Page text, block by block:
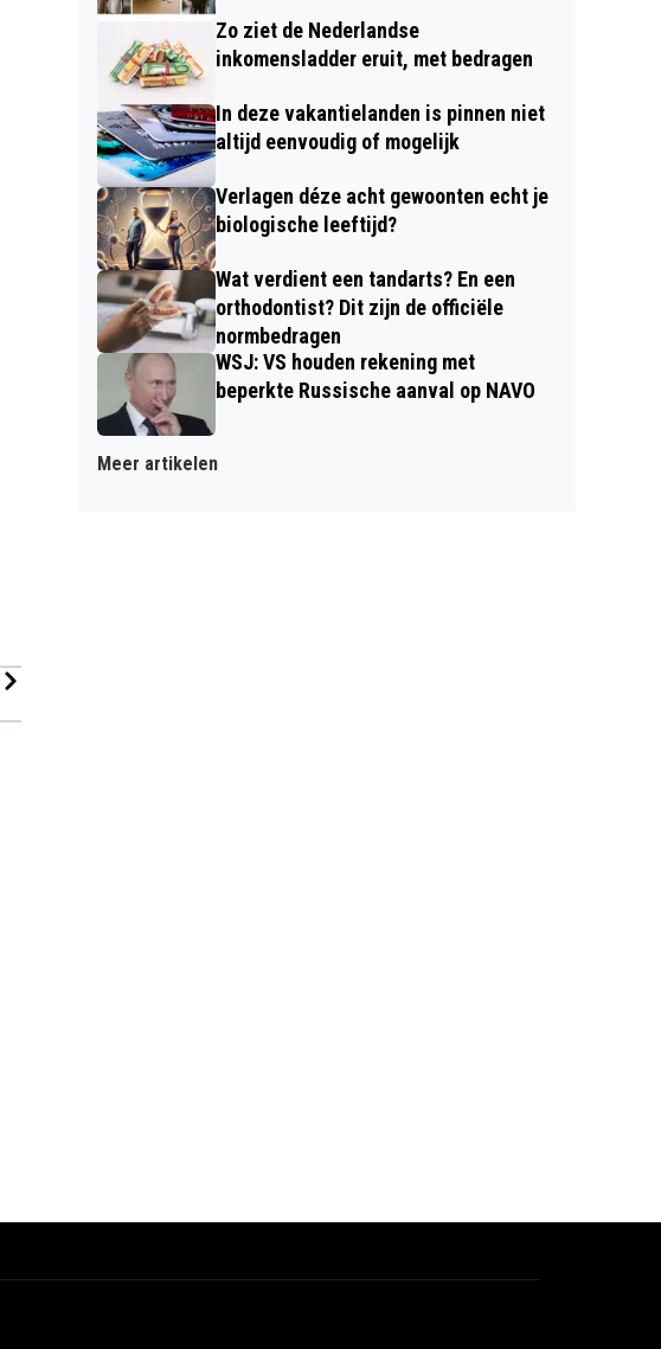
Zo ziet de Nederlandse
inkomensladder eruit, met bedragen
In deze vakantielanden is pinnen niet
altijd eenvoudig of mogelijk
Verlagen déze acht gewoonten echt je
biologische leeftijd?
Wat verdient een tandarts? En een
orthodontist? Dit zijn de officiële
normbedragen
WSJ: VS houden rekening met
beperkte Russische aanval op NAVO
Meer artikelen